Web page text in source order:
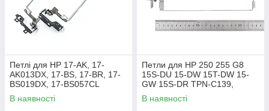
Петлі для HP 17-AK, 17-
AK013DX, 17-BS, 17-BR, 17-
BS019DX, 17-BS057CL
(926527-001) (Ліва + права)
В наявності
Петли для HP 250 255 G8
15S-DU 15-DW 15T-DW 15-
GW 15S-DR TPN-C139,
(пара, левая+правая,
L52009-001, AM2H8000310,
В наявності